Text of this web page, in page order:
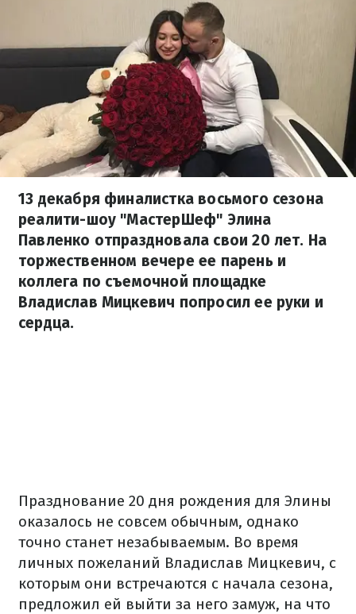
13 декабря финалистка восьмого сезона
реалити-шоу "МастерШеф" Элина
Павленко отпраздновала свои 20 лет. На
торжественном вечере ее парень и
коллега по съемочной площадке
Владислав Мицкевич попросил ее руки и
сердца.
Празднование 20 дня рождения для Элины
оказалось не совсем обычным, однако
точно станет незабываемым. Во время
личных пожеланий Владислав Мицкевич, с
которым они встречаются с начала сезона,
предложил ей выйти за него замуж, на что